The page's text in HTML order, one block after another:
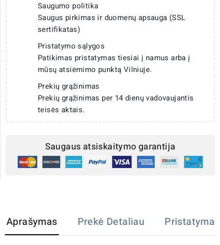
Saugumo politika
Saugus pirkimas ir duomenų apsauga (SSL
sertifikatas)
Pristatymo sąlygos
Patikimas pristatymas tiesiai į namus arba į
mūsų atsiėmimo punktą Vilniuje.
Prekių grąžinimas
Prekių grąžinimas per 14 dienų vadovaujantis
teisės aktais.
Saugaus atsiskaitymo garantija
Aprašymas Prekė Detaliau Pristatymas